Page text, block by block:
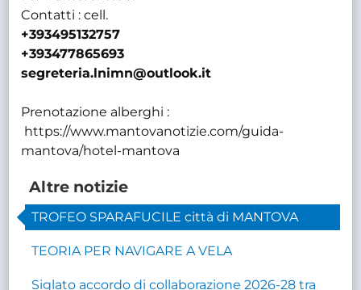
Contatti : cell.
+393495132757
+393477865693
segreteria.lnimn@outlook.it
Prenotazione alberghi :
https://www.mantovanotizie.com/guida-
mantova/hotel-mantova
Altre notizie
TROFEO SPARAFUCILE città di MANTOVA
TEORIA PER NAVIGARE A VELA
Siglato accordo di collaborazione 2026-28 tra